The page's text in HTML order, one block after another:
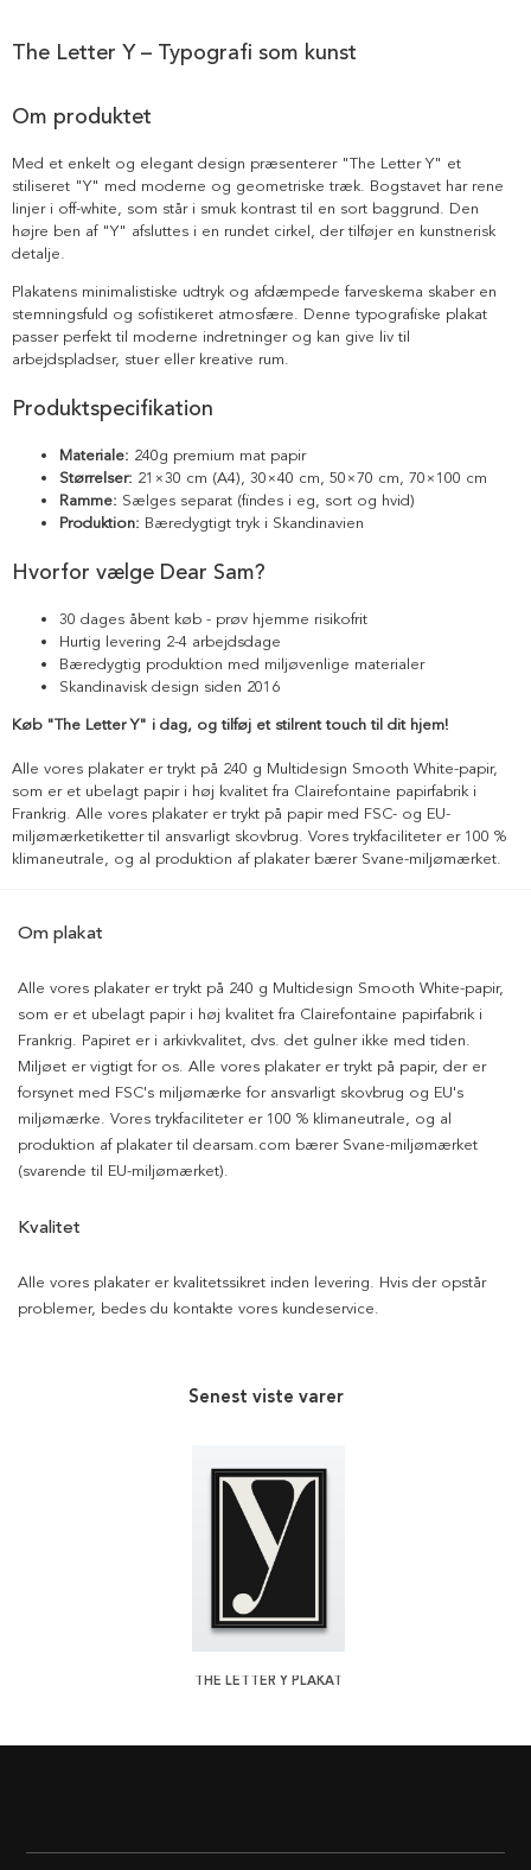
The Letter Y – Typografi som kunst
Om produktet
Med et enkelt og elegant design præsenterer "The Letter Y" et
stiliseret "Y" med moderne og geometriske træk. Bogstavet har rene
linjer i off-white, som står i smuk kontrast til en sort baggrund. Den
højre ben af "Y" afsluttes i en rundet cirkel, der tilføjer en kunstnerisk
detalje.
Plakatens minimalistiske udtryk og afdæmpede farveskema skaber en
stemningsfuld og sofistikeret atmosfære. Denne typografiske plakat
passer perfekt til moderne indretninger og kan give liv til
arbejdspladser, stuer eller kreative rum.
Produktspecifikation
Materiale: 240g premium mat papir
Størrelser: 21×30 cm (A4), 30×40 cm, 50×70 cm, 70×100 cm
Ramme: Sælges separat (findes i eg, sort og hvid)
Produktion: Bæredygtigt tryk i Skandinavien
Hvorfor vælge Dear Sam?
30 dages åbent køb - prøv hjemme risikofrit
Hurtig levering 2-4 arbejdsdage
Bæredygtig produktion med miljøvenlige materialer
Skandinavisk design siden 2016
Køb "The Letter Y" i dag, og tilføj et stilrent touch til dit hjem!
Alle vores plakater er trykt på 240 g Multidesign Smooth White-papir,
som er et ubelagt papir i høj kvalitet fra Clairefontaine papirfabrik i
Frankrig. Alle vores plakater er trykt på papir med FSC- og EU-
miljømærketiketter til ansvarligt skovbrug. Vores trykfaciliteter er 100 %
klimaneutrale, og al produktion af plakater bærer Svane-miljømærket.
Om plakat
Alle vores plakater er trykt på 240 g Multidesign Smooth White-papir,
som er et ubelagt papir i høj kvalitet fra Clairefontaine papirfabrik i
Frankrig. Papiret er i arkivkvalitet, dvs. det gulner ikke med tiden.
Miljøet er vigtigt for os. Alle vores plakater er trykt på papir, der er
forsynet med FSC's miljømærke for ansvarligt skovbrug og EU's
miljømærke. Vores trykfaciliteter er 100 % klimaneutrale, og al
produktion af plakater til dearsam.com bærer Svane-miljømærket
(svarende til EU-miljømærket).
Kvalitet
Alle vores plakater er kvalitetssikret inden levering. Hvis der opstår
problemer, bedes du kontakte vores kundeservice.
Senest viste varer
THE LETTER Y PLAKAT